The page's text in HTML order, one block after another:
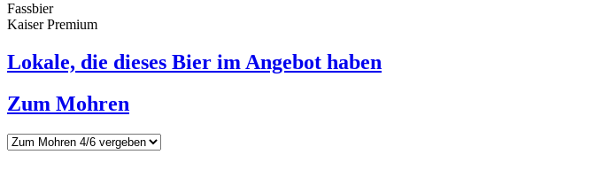
Fassbier
Kaiser Premium
Lokale, die dieses Bier im Angebot haben
Zum Mohren